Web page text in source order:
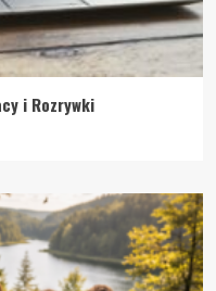
i Rozrywki